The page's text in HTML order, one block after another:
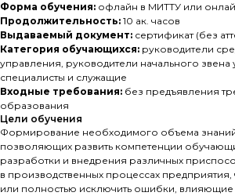
Форма обучения: офлайн в МИТТУ или
Продолжительность: 10 ак. часов
Выдаваемый документ: сертификат (без
Категория обучающихся: руководители
управления, руководители начального звена
специалисты и служащие
Входные требования: без предъявления
образования
Цели обучения
Формирование необходимого объема
позволяющих развить компетенции
разработки и внедрения различных
в производственных процессах предприятия,
или полностью исключить ошибки, влияющие